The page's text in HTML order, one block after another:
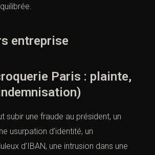
entreprise
Paris : plainte,
subir une fraude au président, un
usurpation d’identité, un
d’IBAN, une intrusion dans une